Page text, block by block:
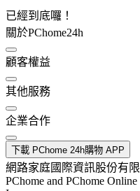
已經到底囉！
關於PChome24h
顧客權益
其他服務
企業合作
下載 PChome 24h購物 APP
網路家庭國際資訊股份有
PChome and PChome